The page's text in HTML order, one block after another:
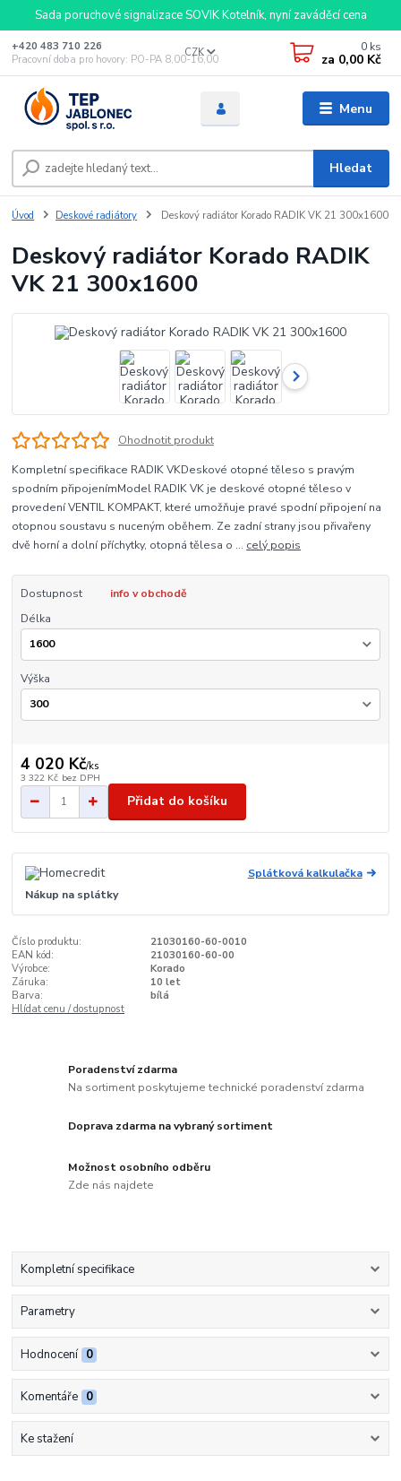
Sada poruchové signalizace SOVIK Kotelník, nyní zaváděcí cena
Menu
CZK
Hledat
+420 483 710 226
Pracovní doba pro hovory: PO-PA 8,00-16,00
0 ks
za 0,00 Kč
Úvod Deskové radiátory Deskový radiátor Korado RADIK VK 21 300x1600
Deskový radiátor Korado RADIK
VK 21 300x1600
Ohodnotit produkt
Kompletní specifikace RADIK VKDeskové otopné těleso s pravým
spodním připojenímModel RADIK VK je deskové otopné těleso v
provedení VENTIL KOMPAKT, které umožňuje pravé spodní připojení na
otopnou soustavu s nuceným oběhem. Ze zadní strany jsou přivařeny
dvě horní a dolní příchytky, otopná tělesa o ... celý popis
Dostupnost
info v obchodě
Délka
Výška
4 020 Kč/ks
3 322 Kč bez DPH
Přidat do košíku
Splátková kalkulačka
Nákup na splátky
Číslo produktu:
21030160-60-0010
EAN kód:
21030160-60-00
Výrobce:
Korado
Záruka:
10 let
Barva:
bílá
Hlídat cenu / dostupnost
Poradenství zdarma
Na sortiment poskytujeme technické poradenství zdarma
Doprava zdarma na vybraný sortiment
Možnost osobního odběru
Zde nás najdete
Kompletní specifikace
Parametry
Hodnocení 0
Komentáře 0
Ke stažení